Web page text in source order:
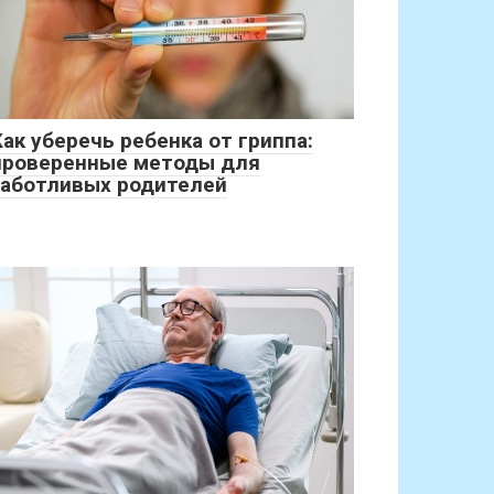
уберечь ребенка от гриппа:
методы для
родителей